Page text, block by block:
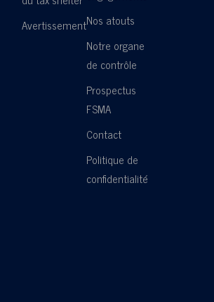
AvertissementNos atouts
Notre organe
de contrôle
Prospectus
FSMA
Contact
Politique de
confidentialité